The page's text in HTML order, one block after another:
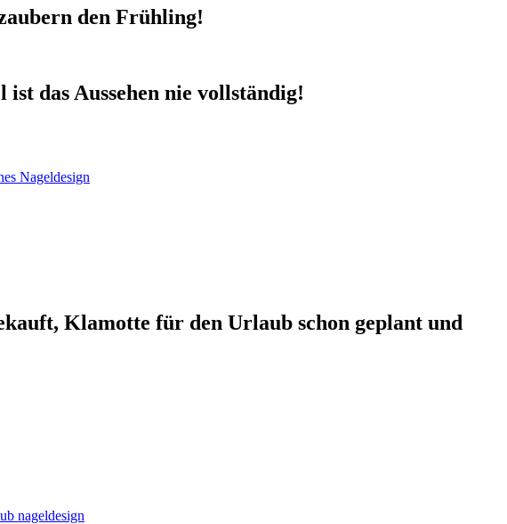
den Frühling!
das Aussehen nie vollständig!
Nageldesign
Klamotte für den Urlaub schon geplant und
nageldesign